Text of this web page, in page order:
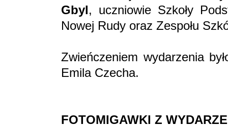
Gbyl, uczniowie Szkoły
Nowej Rudy oraz Zespołu
Zwieńczeniem wydarzenia
Emila Czecha.
FOTOMIGAWKI Z